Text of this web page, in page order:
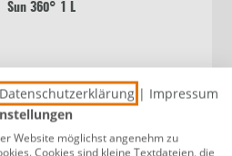
Sun 360° 1 L
6,95 €
Datenschutzerklärung | Impressum
Website möglichst angenehm zu
Cookies sind kleine Textdateien, die